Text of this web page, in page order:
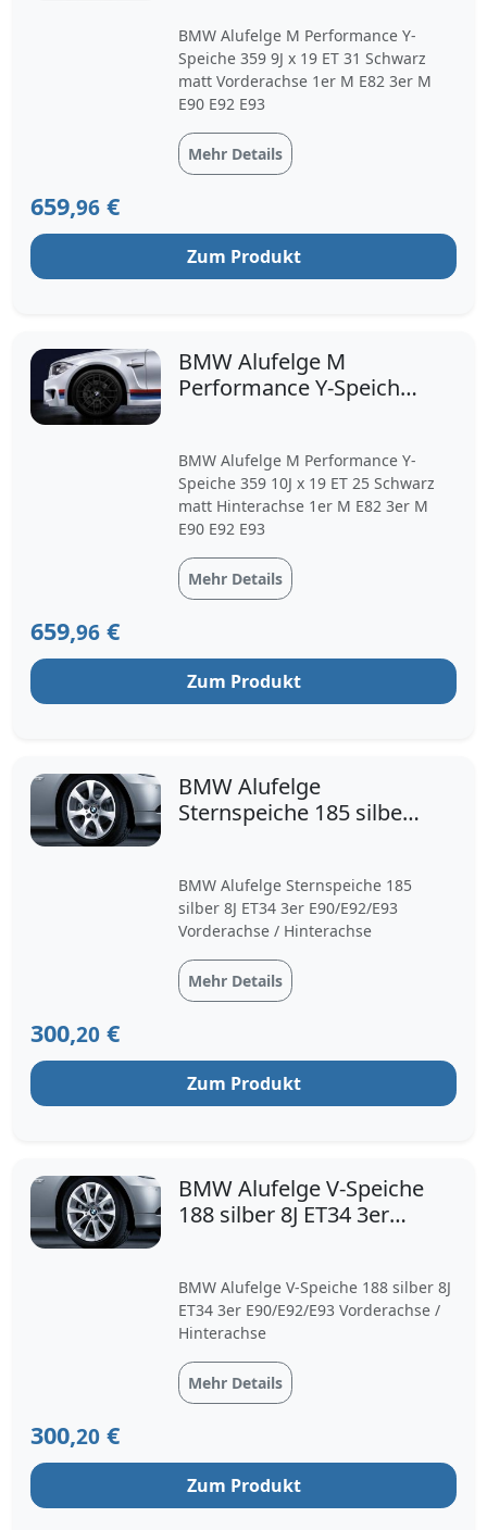
BMW Alufelge M Performance Y-
Speiche 359 9J x 19 ET 31 Schwarz
matt Vorderachse 1er M E82 3er M
E90 E92 E93
Mehr Details
659,96 €
Zum Produkt
BMW Alufelge M
Performance Y-Speiche
BMW Alufelge M Performance Y-
Speiche 359 10J x 19 ET 25 Schwarz
matt Hinterachse 1er M E82 3er M
E90 E92 E93
Mehr Details
659,96 €
Zum Produkt
BMW Alufelge
Sternspeiche 185 silber
BMW Alufelge Sternspeiche 185
silber 8J ET34 3er E90/E92/E93
Vorderachse / Hinterachse
Mehr Details
300,20 €
Zum Produkt
BMW Alufelge V-Speiche
188 silber 8J ET34 3er
BMW Alufelge V-Speiche 188 silber 8J
ET34 3er E90/E92/E93 Vorderachse /
Hinterachse
Mehr Details
300,20 €
Zum Produkt